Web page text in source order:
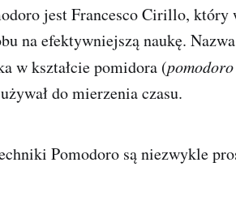
jest Francesco Cirillo,
na efektywniejszą naukę.
w kształcie pomidora (pomodoro
do mierzenia czasu.
Pomodoro są niezwykle